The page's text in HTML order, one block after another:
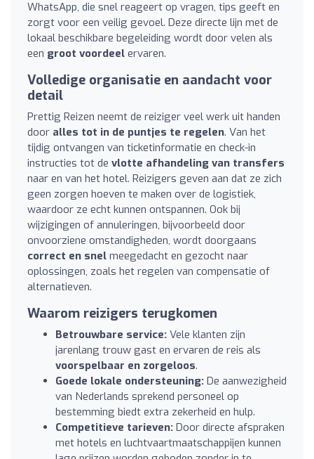
WhatsApp, die snel reageert op vragen, tips geeft en
zorgt voor een veilig gevoel. Deze directe lijn met de
lokaal beschikbare begeleiding wordt door velen als
een groot voordeel ervaren.
Volledige organisatie en aandacht voor
detail
Prettig Reizen neemt de reiziger veel werk uit handen
door alles tot in de puntjes te regelen. Van het
tijdig ontvangen van ticketinformatie en check-in
instructies tot de vlotte afhandeling van transfers
naar en van het hotel. Reizigers geven aan dat ze zich
geen zorgen hoeven te maken over de logistiek,
waardoor ze echt kunnen ontspannen. Ook bij
wijzigingen of annuleringen, bijvoorbeeld door
onvoorziene omstandigheden, wordt doorgaans
correct en snel meegedacht en gezocht naar
oplossingen, zoals het regelen van compensatie of
alternatieven.
Waarom reizigers terugkomen
Betrouwbare service: Vele klanten zijn
jarenlang trouw gast en ervaren de reis als
voorspelbaar en zorgeloos.
Goede lokale ondersteuning: De aanwezigheid
van Nederlands sprekend personeel op
bestemming biedt extra zekerheid en hulp.
Competitieve tarieven: Door directe afspraken
met hotels en luchtvaartmaatschappijen kunnen